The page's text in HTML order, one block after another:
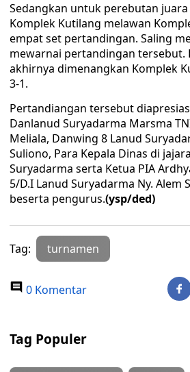
Sedangkan untuk perebutan
Komplek Kutilang melawan
empat set pertandingan. Saling
mewarnai pertandingan tersebut.
akhirnya dimenangkan Komplek
3-1.
Pertandiangan tersebut
Danlanud Suryadarma Marsma
Meliala, Danwing 8 Lanud
Suliono, Para Kepala Dinas di
Suryadarma serta Ketua PIA
5/D.I Lanud Suryadarma Ny. Alem
beserta pengurus.(ysp/ded)
Tag: turnamen
0 Komentar
Tag Populer